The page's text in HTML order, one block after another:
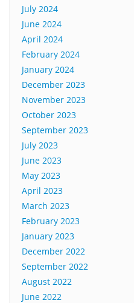
July 2024
June 2024
April 2024
February 2024
January 2024
December 2023
November 2023
October 2023
September 2023
July 2023
June 2023
May 2023
April 2023
March 2023
February 2023
January 2023
December 2022
September 2022
August 2022
June 2022